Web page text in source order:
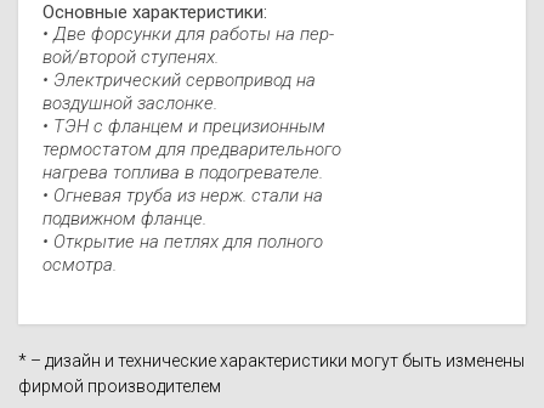
Основные характеристики:
• Две форсунки для работы на пер-
вой/второй ступенях.
• Электрический сервопривод на
воздушной заслонке.
• ТЭН с фланцем и прецизионным
термостатом для предварительного
нагрева топлива в подогревателе.
• Огневая труба из нерж. стали на
подвижном фланце.
• Открытие на петлях для полного
осмотра.
* – дизайн и технические характеристики могут быть изменены
фирмой производителем